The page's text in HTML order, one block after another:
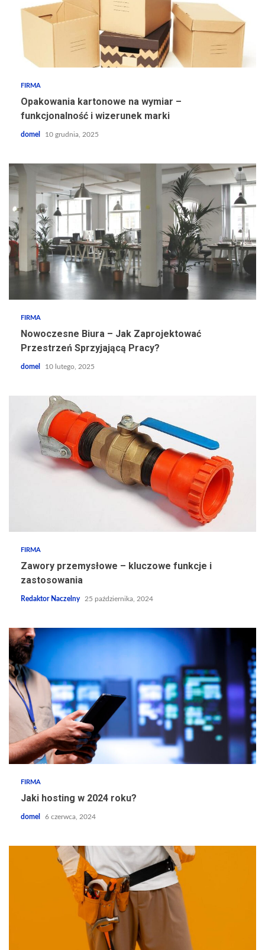
FIRMA
Opakowania kartonowe na wymiar –
funkcjonalność i wizerunek marki
domel 10 grudnia, 2025
FIRMA
Nowoczesne Biura – Jak Zaprojektować
Przestrzeń Sprzyjającą Pracy?
domel 10 lutego, 2025
FIRMA
Zawory przemysłowe – kluczowe funkcje i
zastosowania
Redaktor Naczelny 25 października, 2024
FIRMA
Jaki hosting w 2024 roku?
domel 6 czerwca, 2024